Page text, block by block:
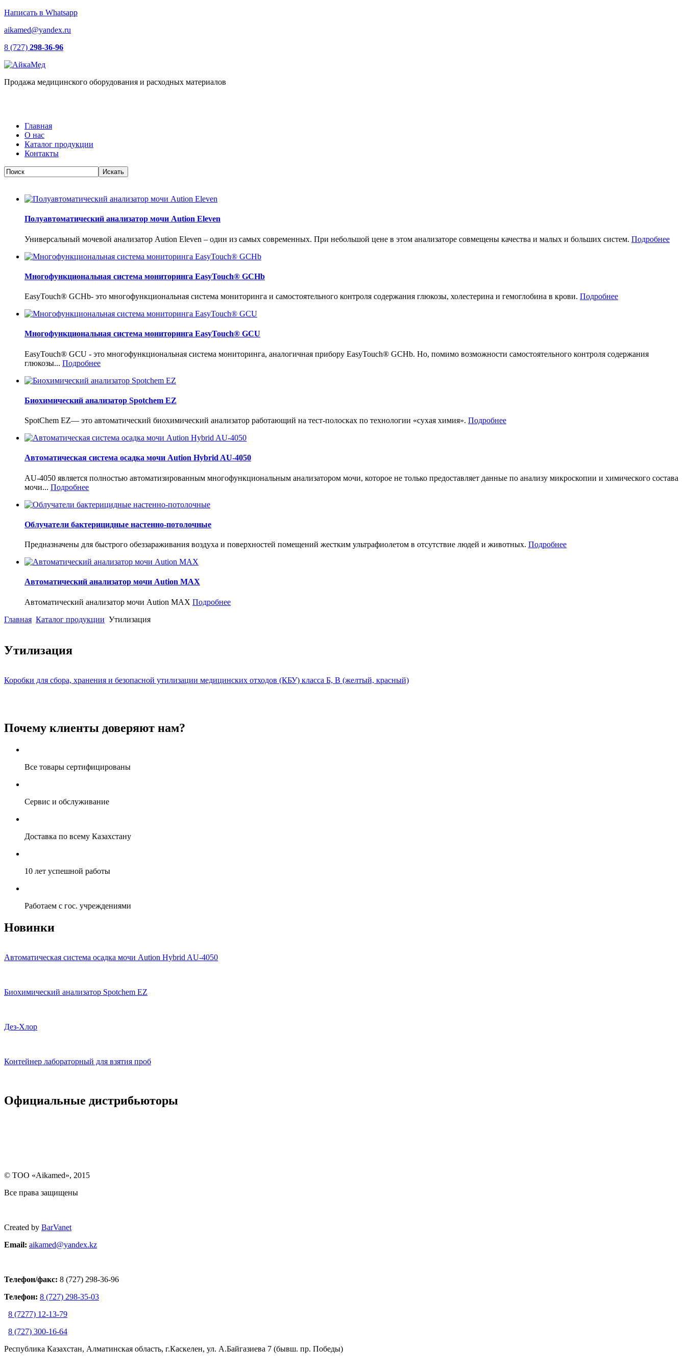
Написать в Whatsapp
aikamed@yandex.ru
8 (727) 298-36-96
Продажа медицинского оборудования и расходных материалов
Главная
О нас
Каталог продукции
Контакты
Полуавтоматический анализатор мочи Aution Eleven
Универсальный мочевой анализатор Aution Eleven – один из самых современных. При небольшой цене в этом анализаторе совмещены качества и малых и больших систем. Подробнее
Многофункциональная система мониторинга EasyTouch® GCHb
EasyTouch® GCHb- это многофункциональная система мониторинга и самостоятельного контроля содержания глюкозы, холестерина и гемоглобина в крови. Подробнее
Многофункциональная система мониторинга EasyTouch® GCU
EasyTouch® GCU - это многофункциональная система мониторинга, аналогичная прибору EasyTouch® GCHb. Но, помимо возможности самостоятельного контроля содержания
глюкозы... Подробнее
Биохимический анализатор Spotchem EZ
SpotChem EZ— это автоматический биохимический анализатор работающий на тест-полосках по технологии «сухая химия». Подробнее
Автоматическая система осадка мочи Aution Hybrid AU-4050
AU-4050 является полностью автоматизированным многофункциональным анализатором мочи, которое не только предоставляет данные по анализу микроскопии и химического состава
мочи... Подробнее
Облучатели бактерицидные настенно-потолочные
Предназначены для быстрого обеззараживания воздуха и поверхностей помещений жестким ультрафиолетом в отсутствие людей и животных. Подробнее
Автоматический анализатор мочи Aution MAX
Автоматический анализатор мочи Aution MAX Подробнее
Главная Каталог продукции Утилизация
Утилизация
Коробки для сбора, хранения и безопасной утилизации медицинских отходов (КБУ) класса Б, В (желтый, красный)
Почему клиенты доверяют нам?
Все товары сертифицированы
Сервис и обслуживание
Доставка по всему Казахстану
10 лет успешной работы
Работаем с гос. учреждениями
Новинки
Автоматическая система осадка мочи Aution Hybrid AU-4050
Биохимический анализатор Spotchem EZ
Дез-Хлор
Контейнер лабораторный для взятия проб
Официальные дистрибьюторы
© ТОО «Aikamed», 2015
Все права защищены
Created by BarVanet
Email: aikamed@yandex.kz
Телефон/факс: 8 (727) 298-36-96
Телефон: 8 (727) 298-35-03
8 (7277) 12-13-79
8 (727) 300-16-64
Республика Казахстан, Алматинская область, г.Каскелен, ул. А.Байгазиева 7 (бывш. пр. Победы)